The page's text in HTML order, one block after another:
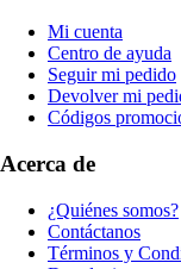
Mi cuenta
Centro de ayuda
Seguir mi pedido
Devolver mi
Códigos
Acerca de
¿Quiénes somos?
Contáctanos
Términos y